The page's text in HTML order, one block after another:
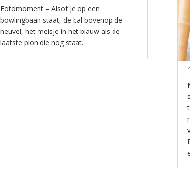
Fotomoment – Alsof je op een
bowlingbaan staat, de bal bovenop de
heuvel, het meisje in het blauw als de
laatste pion die nog staat.